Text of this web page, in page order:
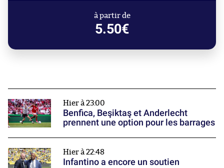
à partir de
5.50€
Hier à 23:00
Benfica, Beşiktaş et Anderlecht
prennent une option pour les barrages
Hier à 22:48
Infantino a encore un soutien